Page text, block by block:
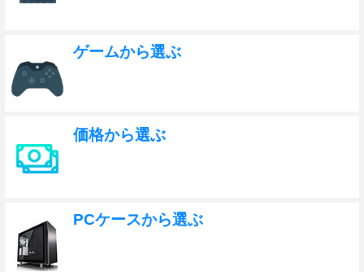
ゲームから選ぶ
価格から選ぶ
PCケースから選ぶ